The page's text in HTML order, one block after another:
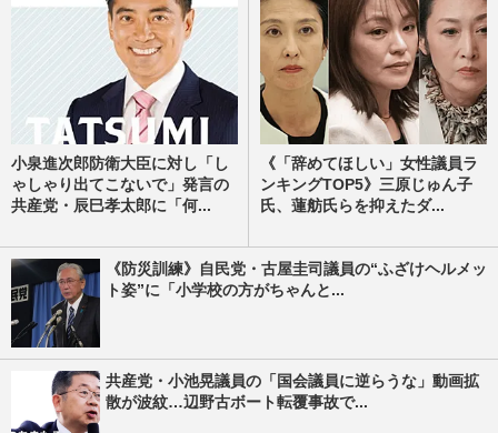
小泉進次郎防衛大臣に対し「し
ゃしゃり出てこないで」発言の
共産党・辰巳孝太郎に「何...
《「辞めてほしい」女性議員ラ
ンキングTOP5》三原じゅん子
氏、蓮舫氏らを抑えたダ...
《防災訓練》自民党・古屋圭司議員の“ふざけヘルメッ
ト姿”に「小学校の方がちゃんと...
共産党・小池晃議員の「国会議員に逆らうな」動画拡
散が波紋…辺野古ボート転覆事故で...